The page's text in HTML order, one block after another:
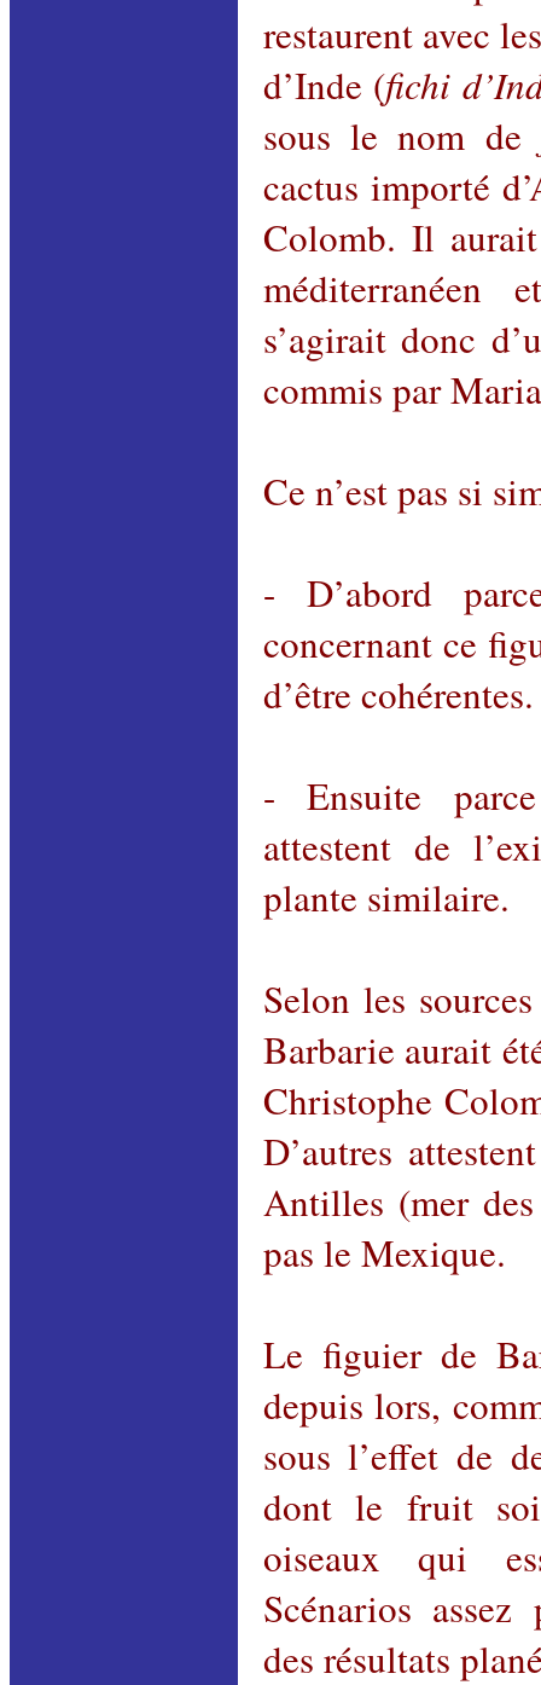
restaurent avec
d’Inde (fichi d’
sous le nom de
cactus importé
Colomb. Il
méditerranéen
s’agirait donc
commis par
Ce n’est pas si
- D’abord
concernant ce
d’être cohérentes.
- Ensuite
attestent de
plante similaire.
Selon les
Barbarie aurait
Christophe
D’autres
Antilles (mer des
pas le Mexique.
Le figuier de
depuis lors,
sous l’effet de
dont le fruit
oiseaux qui
Scénarios
des résultats